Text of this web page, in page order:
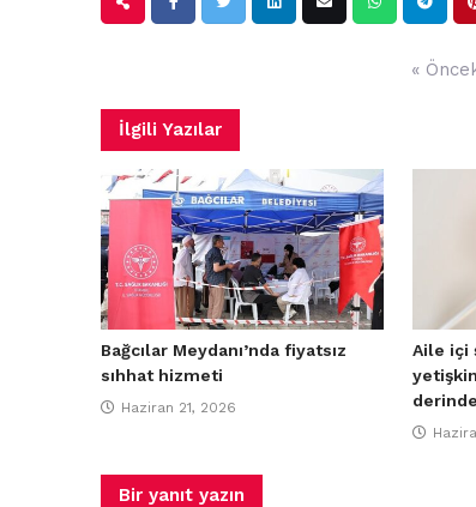
«
İlgili Yazılar
Bağcılar Meydanı’nda fiyatsız
sıhhat hizmeti
Haziran 21, 2026
Aile içi
Bir yanıt yazın